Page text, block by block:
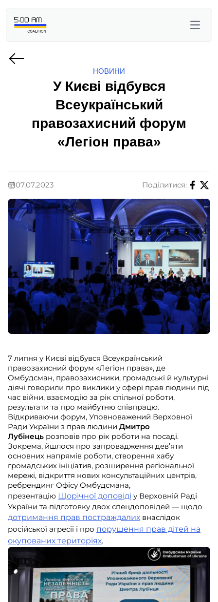
НОВИНИ
У Києві відбувся
Всеукраїнський
правозахисний форум
«Легіон права»
07.07.2023 Поділитися:
7 липня у Києві відбувся Всеукраїнський
правозахисний форум «Легіон права», де
Омбудсман, правозахисники, громадські й культурні
діячі говорили про виклики у сфері прав людини під
час війни, взаємодію за рік спільної роботи,
результати та про майбутню співпрацю.
Відкриваючи форум, Уповноважений Верховної
Ради України з прав людини Дмитро
Лубінець розповів про рік роботи на посаді.
Зокрема, йшлося про запровадження дев’яти
основних напрямів роботи, створення хабу
громадських ініціатив, розширення регіональної
мережі, відкриття нових консультаційних центрів,
ребрендинг Офісу Омбудсмана,
презентацію Щорічної доповіді у Верховній Раді
України та підготовку двох спецдоповідей — щодо
дотримання прав постраждалих внаслідок
російської агресії і про порушення прав дітей на
окупованих територіях.